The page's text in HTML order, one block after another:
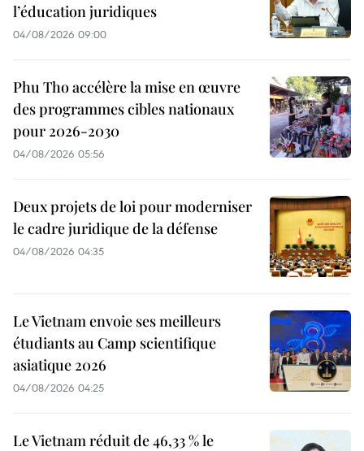
l’éducation juridiques
04/08/2026 09:00
Phu Tho accélère la mise en œuvre
des programmes cibles nationaux
pour 2026-2030
04/08/2026 05:56
Deux projets de loi pour moderniser
le cadre juridique de la défense
04/08/2026 04:35
Le Vietnam envoie ses meilleurs
étudiants au Camp scientifique
asiatique 2026
04/08/2026 04:25
Le Vietnam réduit de 46,33 % le